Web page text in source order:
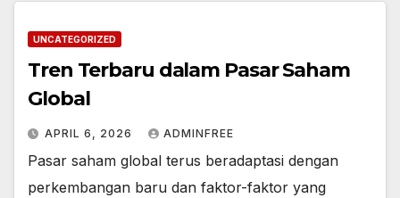
UNCATEGORIZED
Tren Terbaru dalam Pasar Saham
Global
APRIL 6, 2026 ADMINFREE
Pasar saham global terus beradaptasi dengan
perkembangan baru dan faktor-faktor yang